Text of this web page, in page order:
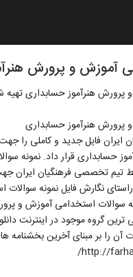
آموزش و پرورش
پرورش هنرآموز حسابداری
پرورش هنرآموز حسابداری
فایل جدید و کاملی را
حسابداری قرار داد. نمونه
تیم تخصصی فرهنگیان ایران
نگارش فایل نمونه
سوالات استخدامی آموزش و
گروه موجود در اینترنت
آن را بر مبنای آخرین
http://